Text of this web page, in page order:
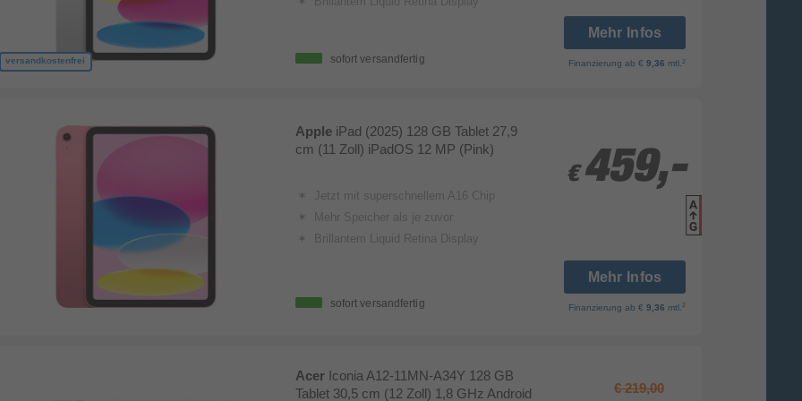
versandkostenfrei sofort versandfertig
Mehr Infos
Finanzierung ab € 9,36 mtl. 2
€ 459,-
€ 459,-
Apple iPad (2025) 128 GB Tablet 27,9
cm (11 Zoll) iPadOS 12 MP (Pink)
Jetzt mit super­schnellem A16 Chip
Mehr Speicher als je zuvor
Brillantem Liquid Retina Display
sofort versandfertig
Mehr Infos
Finanzierung ab € 9,36 mtl. 2
€ 219,00
Acer Iconia A12-11MN-A34Y 128 GB
Tablet 30,5 cm (12 Zoll) 1,8 GHz Android